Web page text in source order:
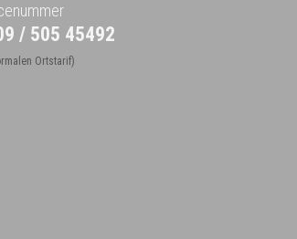
/ 505 45492
Ortstarif)